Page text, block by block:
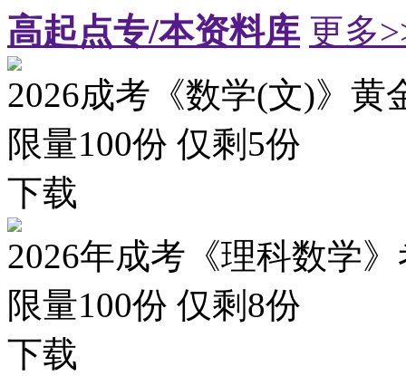
高起点专/本资料库 更多
2026成考《数学(文)》黄
限量100份 仅剩 5份
下载
2026年成考《理科数学
限量100份 仅剩 8份
下载